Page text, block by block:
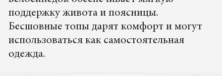
поддержку живота и поясницы.
Бесшовные топы дарят комфорт и могут
использоваться как самостоятельная
одежда.